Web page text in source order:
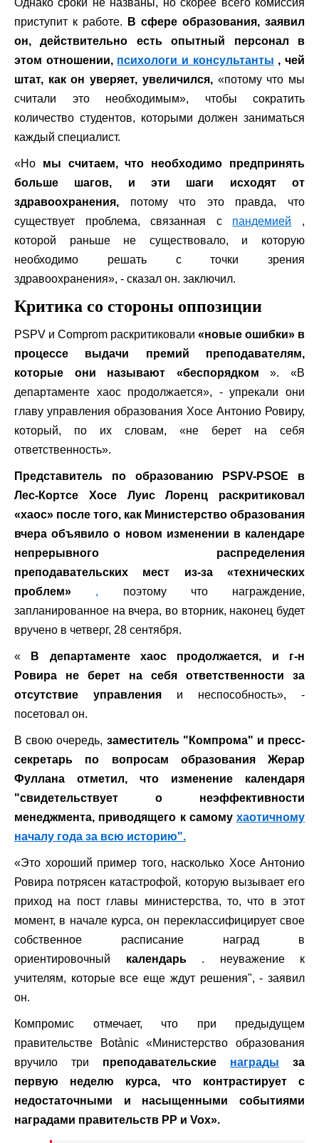
Однако сроки не названы, но скорее всего комиссия
приступит к работе.
В сфере образования, заявил
он, действительно есть опытный персонал в
этом отношении, психологи и консультанты , чей
штат, как он уверяет, увеличился,«потому что мы
считали это необходимым», чтобы сократить
количество студентов, которыми должен заниматься
каждый специалист.
«Но мы считаем, что необходимо предпринять
больше шагов, и эти шаги исходят от
здравоохранения, потому что это правда, что
существует проблема, связанная с пандемией ,
которой раньше не существовало, и которую
необходимо решать с точки зрения
здравоохранения», - сказал он. заключил.
Критика со стороны оппозиции
PSPV и Comprom раскритиковали «новые ошибки» в
процессе выдачи премий преподавателям,
которые они называют «беспорядком ». «В
департаменте хаос продолжается», - упрекали они
главу управления образования Хосе Антонио Ровиру,
который, по их словам, «не берет на себя
ответственность».
Представитель по образованию PSPV-PSOE в
Лес-Кортсе Хосе Луис Лоренц раскритиковал
«хаос» после того, как Министерство образования
вчера объявило о новом изменении в календаре
непрерывного распределения
преподавательских мест из-за «технических
проблем» , поэтому что награждение,
запланированное на вчера, во вторник, наконец будет
вручено в четверг, 28 сентября.
«
В департаменте хаос продолжается, и г-н
Ровира не берет на себя ответственности за
отсутствие управления и неспособность», -
посетовал он.
В свою очередь, заместитель "Компрома" и пресс-
секретарь по вопросам образования Жерар
Фуллана отметил, что изменение календаря
"свидетельствует о неэффективности
менеджмента, приводящего к самому хаотичному
началу года за всю историю".
«Это хороший пример того, насколько Хосе Антонио
Ровира потрясен катастрофой, которую вызывает его
приход на пост главы министерства, то, что в этот
момент, в начале курса, он переклассифицирует свое
собственное расписание наград в
ориентировочный календарь. неуважение к
учителям, которые все еще ждут решения", - заявил
он.
Компромис отмечает, что при предыдущем
правительстве Botànic «Министерство образования
вручило три преподавательские награды за
первую неделю курса, что контрастирует с
недостаточными и насыщенными событиями
наградами правительств PP и Vox».